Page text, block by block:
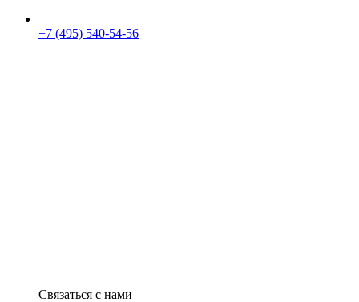
+7 (495) 540-54-56
Связаться с нами